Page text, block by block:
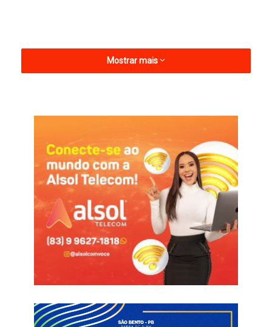
A solenidade contou com a presença do prefeito Gerfeson
Carnaúba, de vereadores e secretários municipais.
Informações com Assessoria
Bolsa esporte Nova sede São Bento
Mostrar mais